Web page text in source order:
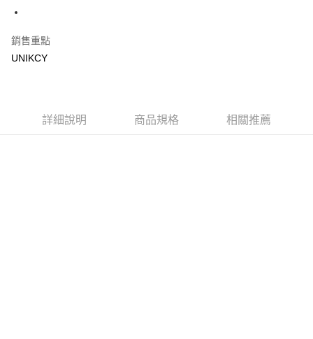
悠遊付
Google Pay
7-11取貨付款［需3-5個工作天不含預購商品］
銷售重點
UNIKCY
詳細說明 商品規格 相關推薦